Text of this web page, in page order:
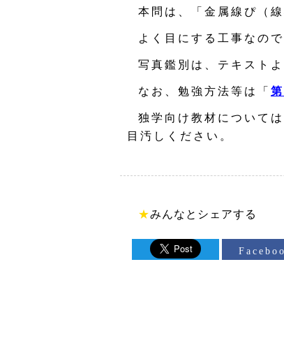
本問は、「金属線ぴ（
よく目にする工事なの
写真鑑別は、テキスト
なお、勉強方法等は「
独学向け教材については
目汚しください。
★みんなとシェアする